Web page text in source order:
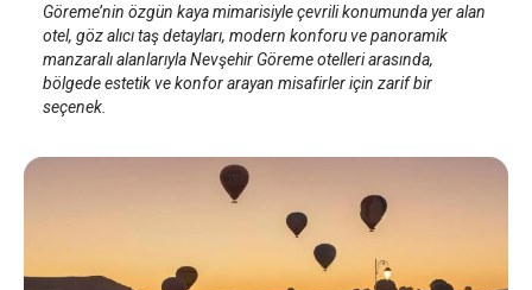
Göreme’nin özgün kaya mimarisiyle çevrili konumunda yer alan
otel, göz alıcı taş detayları, modern konforu ve panoramik
manzaralı alanlarıyla Nevşehir Göreme otelleri arasında,
bölgede estetik ve konfor arayan misafirler için zarif bir
seçenek.